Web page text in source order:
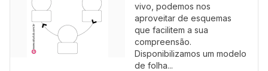
vivo, podemos nos
aproveitar de esquemas
que facilitem a sua
compreensão.
Disponibilizamos um modelo
de folha...